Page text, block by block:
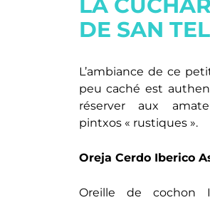
DE SAN
L’ambiance de ce
peu caché est
réserver aux
pintxos « rustiques ».
Oreja Cerdo Iberico
Oreille de cochon